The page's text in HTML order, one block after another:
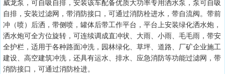
威龙泵，可自吸自排，安装该车配备优质大功率专用洒水泵，泵可自吸
自排，安装过滤网，带消防接口，可通过消防栓进水，带自流阀。带前
冲（喷）后洒，带侧喷，罐体后带工作平台，平台上安装绿化洒水炮，
洒水炮可全方位旋转，可连续调成直冲状、大雨、小雨、毛毛雨，带安
全护栏，适用于各种路面冲洗，园林绿化、草坪、道路、厂矿企业施工
建设、高空建筑冲洗，还具有运水、排水、应急消防等功能过滤网，带
消防接口，可通过消防栓进。